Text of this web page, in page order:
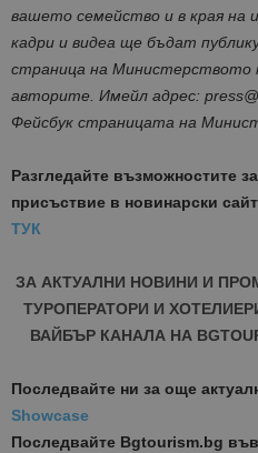
вашето семейство и в края на
кадри и видеа ще бъдат
страница на Министерството
авторите. Имейл адрес:
Фейсбук страницата на
Разгледайте възможностите
присъствие в новинарски
ТУК
ЗА АКТУАЛНИ НОВИНИ И
ТУРОПЕРАТОРИ И
ВАЙБЪР КАНАЛА НА
Последвайте ни за още
Showcase
Последвайте Bgtourism.bg във